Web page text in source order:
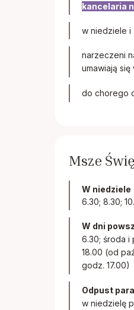
kancelaria
w niedziele i
narzeczeni
umawiają
do chorego
Msze
W niedziele
6.30; 8.30;
W dni
6.30; środa i
18.00 (od
godz. 17.00)
Odpust
w niedzielę